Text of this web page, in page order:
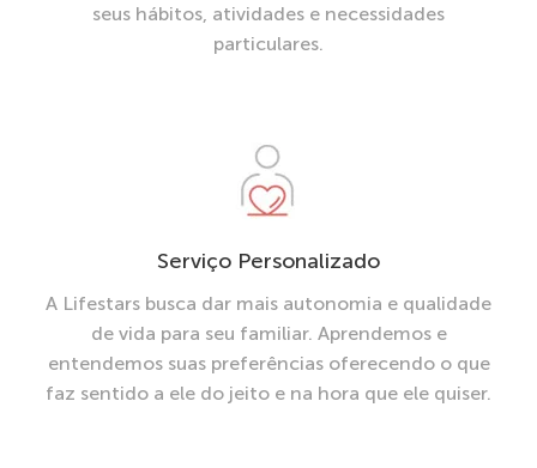
seus hábitos, atividades e necessidades
particulares.
Serviço Personalizado
A Lifestars busca dar mais autonomia e qualidade
de vida para seu familiar. Aprendemos e
entendemos suas preferências oferecendo o que
faz sentido a ele do jeito e na hora que ele quiser.